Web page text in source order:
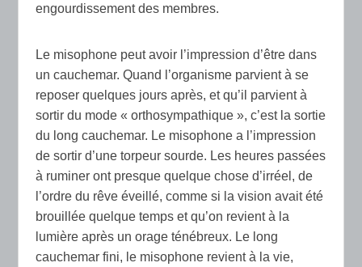
engourdissement des membres.
Le misophone peut avoir l’impression d’être dans
un cauchemar. Quand l’organisme parvient à se
reposer quelques jours après, et qu’il parvient à
sortir du mode « orthosympathique », c’est la sortie
du long cauchemar. Le misophone a l’impression
de sortir d’une torpeur sourde. Les heures passées
à ruminer ont presque quelque chose d’irréel, de
l’ordre du rêve éveillé, comme si la vision avait été
brouillée quelque temps et qu’on revient à la
lumière après un orage ténébreux. Le long
cauchemar fini, le misophone revient à la vie,